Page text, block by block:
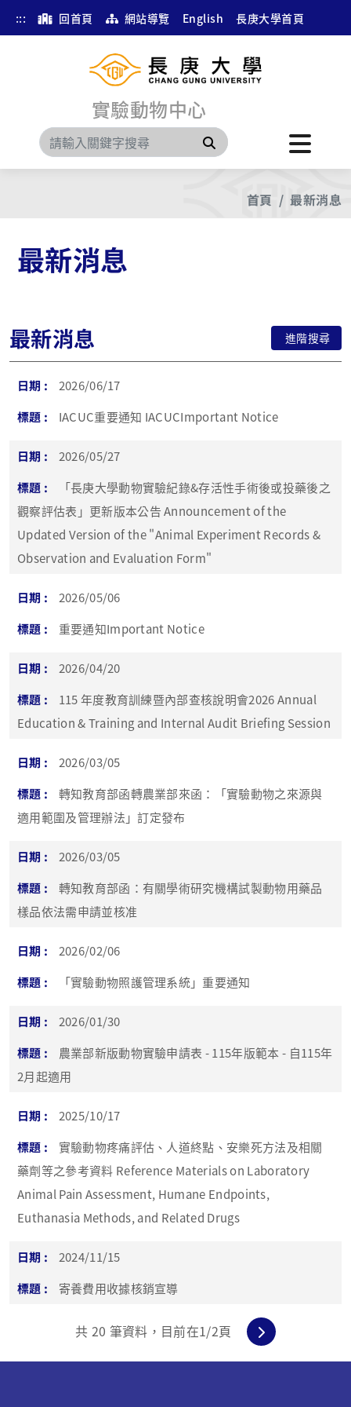
::: 回首頁 網站導覽 English 長庚大學首頁
實驗動物中心
搜尋
首頁 最新消息
最新消息
最新消息 進階搜尋
2026/06/17
IACUC重要通知 IACUCImportant Notice
2026/05/27
「長庚大學動物實驗紀錄&存活性手術後或投藥後之
觀察評估表」更新版本公告 Announcement of the
Updated Version of the "Animal Experiment Records &
Observation and Evaluation Form" ​
2026/05/06
重要通知Important Notice
2026/04/20
115 年度教育訓練暨內部查核說明會2026 Annual
Education & Training and Internal Audit Briefing Session
2026/03/05
轉知教育部函轉農業部來函：「實驗動物之來源與
適用範圍及管理辦法」訂定發布
2026/03/05
轉知教育部函​：有關學術研究機構試製動物用藥品
樣品依法需申請並核准
2026/02/06
「實驗動物照護管理系統」重要通知
2026/01/30
農業部新版動物實驗申請表 - 115年版範本 - 自115年
2月起適用
2025/10/17
實驗動物疼痛評估、人道終點、安樂死方法及相關
藥劑等之參考資料 Reference Materials on Laboratory
Animal Pain Assessment, Humane Endpoints,
Euthanasia Methods, and Related Drugs
2024/11/15
寄養費用收據核銷宣導
共20 筆資料，目前在1/2頁